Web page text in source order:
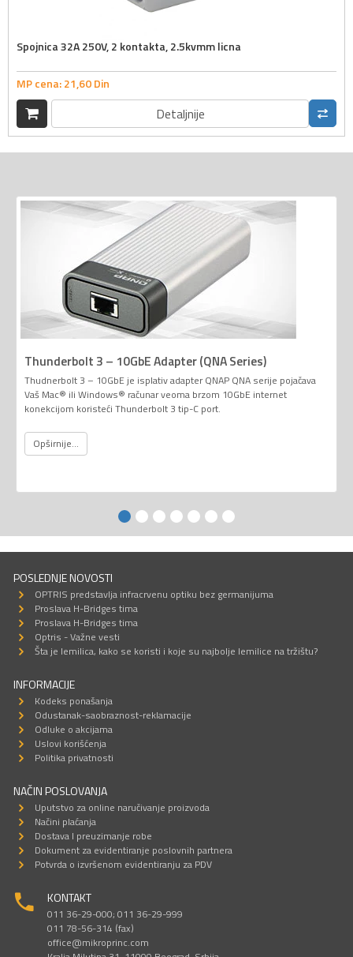
Spojnica 32A 250V, 2 kontakta, 2.5kvmm licna
MP cena:21,60Din
Detaljnije
Thunderbolt 3 – 10GbE Adapter (QNA Series)
Thudnerbolt 3 – 10GbE je isplativ adapter QNAP QNA serije pojačava
Vaš Mac® ili Windows® računar veoma brzom 10GbE internet
konekcijom koristeći Thunderbolt 3 tip-C port.
Opširnije...
POSLEDNJE NOVOSTI
OPTRIS predstavlja infracrvenu optiku bez germanijuma
Proslava H-Bridges tima
Proslava H-Bridges tima
Optris - Važne vesti
Šta je lemilica, kako se koristi i koje su najbolje lemilice na tržištu?
INFORMACIJE
Kodeks ponašanja
Odustanak-saobraznost-reklamacije
Odluke o akcijama
Uslovi korišćenja
Politika privatnosti
NAČIN POSLOVANJA
Uputstvo za online naručivanje proizvoda
Načini plaćanja
Dostava I preuzimanje robe
Dokument za evidentiranje poslovnih partnera
Potvrda o izvršenom evidentiranju za PDV
KONTAKT
011 36-29-000; 011 36-29-999
011 78-56-314 (fax)
office@mikroprinc.com